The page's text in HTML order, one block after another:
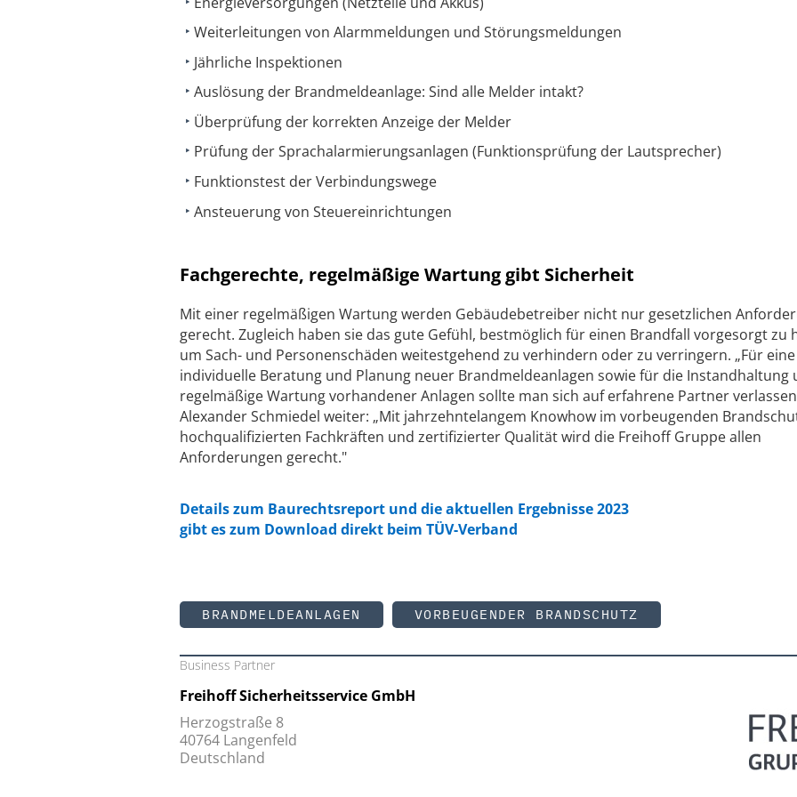
Weiterleitungen von Alarmmeldungen und Störungsmeldungen
Jährliche Inspektionen
Auslösung der Brandmeldeanlage: Sind alle Melder intakt?
Überprüfung der korrekten Anzeige der Melder
Prüfung der Sprachalarmierungsanlagen (Funktionsprüfung der Lautsprecher)
Funktionstest der Verbindungswege
Ansteuerung von Steuereinrichtungen
Fachgerechte, regelmäßige Wartung gibt Sicherheit
Mit einer regelmäßigen Wartung werden Gebäudebetreiber nicht nur gesetzlichen
gerecht. Zugleich haben sie das gute Gefühl, bestmöglich für einen Brandfall vorgesorgt zu
um Sach- und Personenschäden weitestgehend zu verhindern oder zu verringern. „Für eine
individuelle Beratung und Planung neuer Brandmeldeanlagen sowie für die Instandhaltung
regelmäßige Wartung vorhandener Anlagen sollte man sich auf erfahrene Partner
Alexander Schmiedel weiter: „Mit jahrzehntelangem Knowhow im vorbeugenden
hochqualifizierten Fachkräften und zertifizierter Qualität wird die Freihoff Gruppe allen
Anforderungen gerecht."
Details zum Baurechtsreport und die aktuellen Ergebnisse 2023
gibt es zum Download direkt beim TÜV-Verband
BRANDMELDEANLAGEN VORBEUGENDER BRANDSCHUTZ
Business Partner
Freihoff Sicherheitsservice GmbH
Herzogstraße 8
40764 Langenfeld
Deutschland